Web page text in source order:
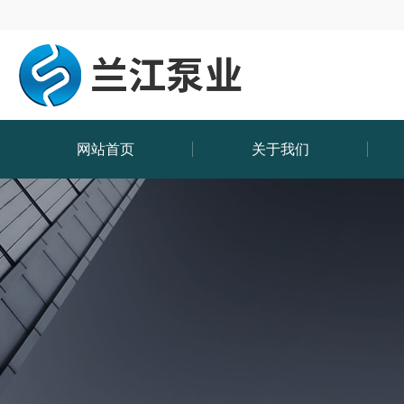
网站首页 关于我们